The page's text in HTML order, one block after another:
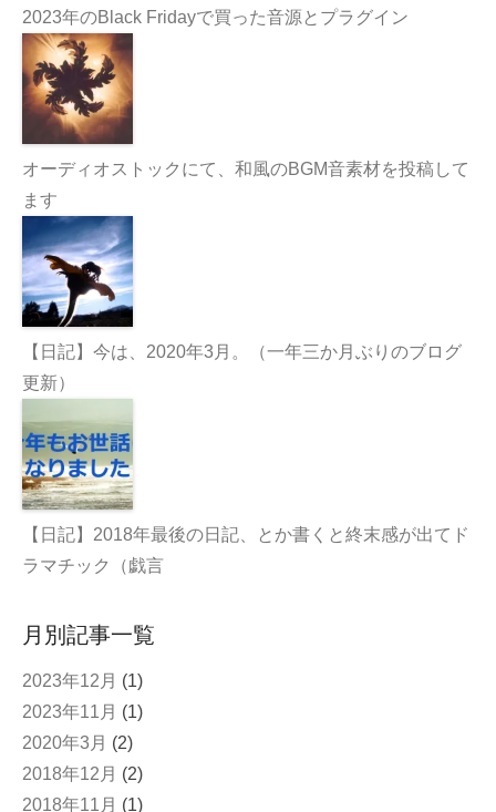
2023年のBlack Fridayで買った音源とプラグイン
オーディオストックにて、和風のBGM音素材を投稿して
ます
【日記】今は、2020年3月。（一年三か月ぶりのブログ
更新）
【日記】2018年最後の日記、とか書くと終末感が出てド
ラマチック（戯言
月別記事一覧
2023年12月 (1)
2023年11月 (1)
2020年3月 (2)
2018年12月 (2)
2018年11月 (1)